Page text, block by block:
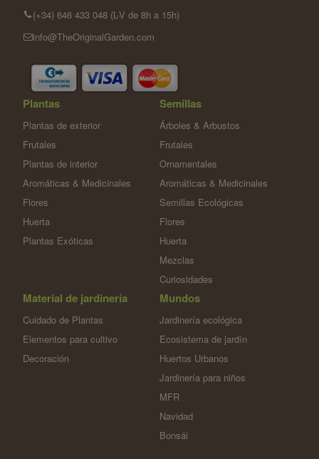
(+34) 646 433 048 (L-V de 8h a 15h)
info@TheOriginalGarden.com
Plantas
Plantas de exterior
Frutales
Plantas de interior
Aromáticas & Medicinales
Flores
Huerta
Plantas Exóticas
Semillas
Árboles & Arbustos
Frutales
Ornamentales
Aromáticas & Medicinales
Semillas Ecológicas
Flores
Huerta
Mezclas
Curiosidades
Material de jardinería
Cuidado de Plantas
Elementos para cultivo
Decoración
Mundos
Jardinería ecológica
Ecosistema de jardín
Huertos Urbanos
Jardinería para niños
MFR
Navidad
Bonsái